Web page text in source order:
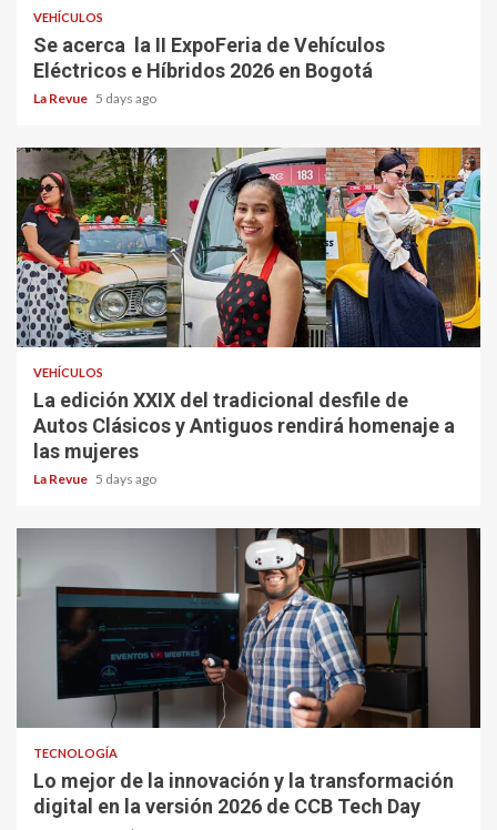
VEHÍCULOS
Se acerca la II ExpoFeria de Vehículos
Eléctricos e Híbridos 2026 en Bogotá
La Revue 5 days ago
VEHÍCULOS
La edición XXIX del tradicional desfile de
Autos Clásicos y Antiguos rendirá homenaje a
las mujeres
La Revue 5 days ago
TECNOLOGÍA
Lo mejor de la innovación y la transformación
digital en la versión 2026 de CCB Tech Day